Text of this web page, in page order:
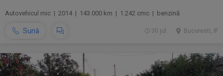
Autovehicul mic | 2014 | 143.000 km | 1.242 cmc | benzină
Sună Bucuresti, IF
30 jul.